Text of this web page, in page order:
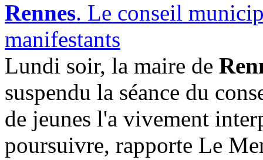
Rennes. Le conseil
manifestants
Lundi soir, la maire de
suspendu la séance du
de jeunes l'a vivement
poursuivre, rapporte Le